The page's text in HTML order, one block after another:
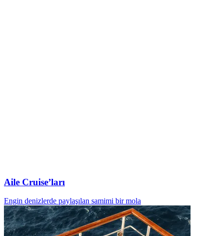
Aile Cruise’ları
Engin denizlerde paylaşılan samimi bir mola